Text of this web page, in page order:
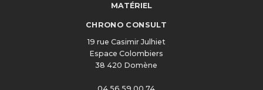
MATÉRIEL
CHRONO CONSULT
19 rue Casimir Julhiet
Espace Colombiers
38 420 Domène